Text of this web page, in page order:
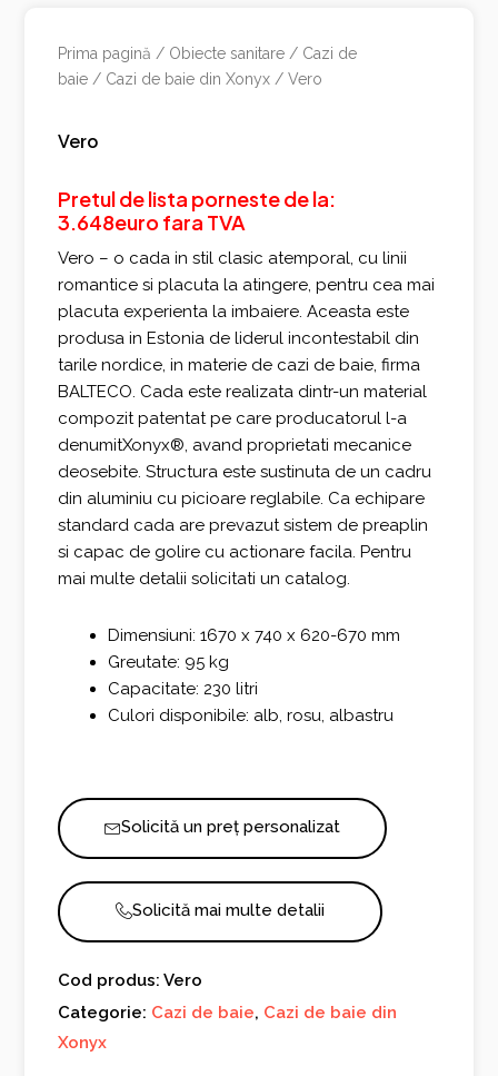
Prima pagină / Obiecte sanitare / Cazi de
baie / Cazi de baie din Xonyx / Vero
Vero
Pretul de lista porneste de la:
3.648euro fara TVA
Vero – o cada in stil clasic atemporal, cu linii
romantice si placuta la atingere, pentru cea mai
placuta experienta la imbaiere. Aceasta este
produsa in Estonia de liderul incontestabil din
tarile nordice, in materie de cazi de baie, firma
BALTECO. Cada este realizata dintr-un material
compozit patentat pe care producatorul l-a
denumitXonyx®, avand proprietati mecanice
deosebite. Structura este sustinuta de un cadru
din aluminiu cu picioare reglabile. Ca echipare
standard cada are prevazut sistem de preaplin
si capac de golire cu actionare facila. Pentru
mai multe detalii solicitati un catalog.
Dimensiuni: 1670 x 740 x 620-670 mm
Greutate: 95 kg
Capacitate: 230 litri
Culori disponibile: alb, rosu, albastru
Solicită un preț personalizat
Solicită mai multe detalii
Cod produs: Vero
Categorie: Cazi de baie, Cazi de baie din
Xonyx